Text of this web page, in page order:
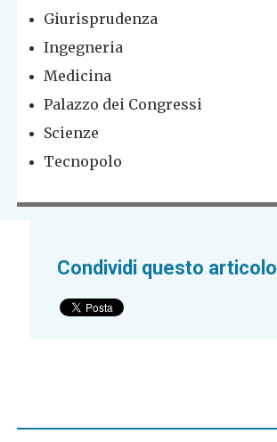
Giurisprudenza
Ingegneria
Medicina
Palazzo dei Congressi
Scienze
Tecnopolo
Condividi questo articolo